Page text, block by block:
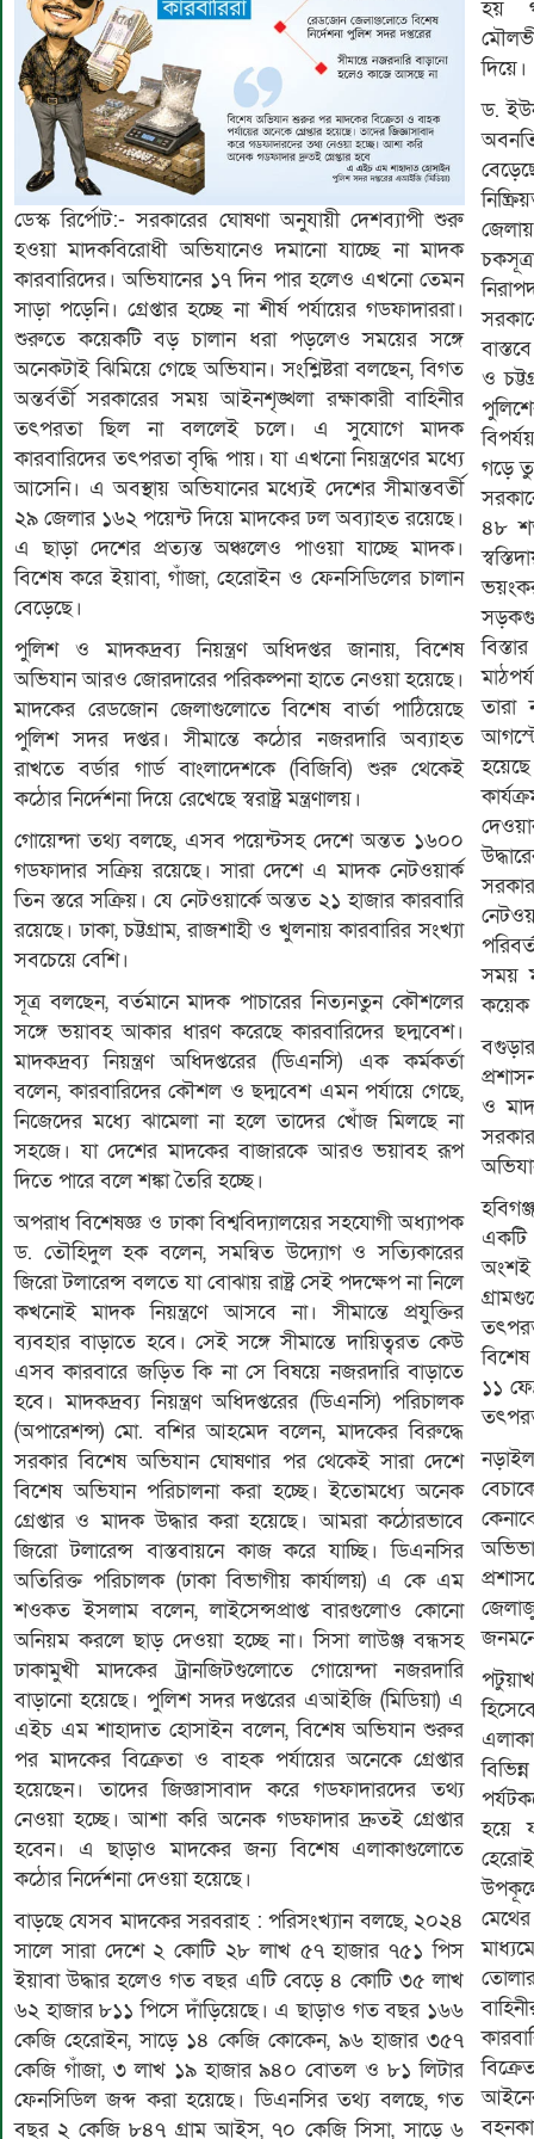
ডেস্ক রির্পোট:- সরকারের ঘোষণা অনুযায়ী দেশব্যাপী শুরু
হওয়া মাদকবিরোধী অভিযানেও দমানো যাচ্ছে না মাদক
কারবারিদের। অভিযানের ১৭ দিন পার হলেও এখনো তেমন
সাড়া পড়েনি। গ্রেপ্তার হচ্ছে না শীর্ষ পর্যায়ের গডফাদাররা।
শুরুতে কয়েকটি বড় চালান ধরা পড়লেও সময়ের সঙ্গে
অনেকটাই ঝিমিয়ে গেছে অভিযান। সংশ্লিষ্টরা বলছেন, বিগত
অন্তর্বর্তী সরকারের সময় আইনশৃঙ্খলা রক্ষাকারী বাহিনীর
তৎপরতা ছিল না বললেই চলে। এ সুযোগে মাদক
কারবারিদের তৎপরতা বৃদ্ধি পায়। যা এখনো নিয়ন্ত্রণের মধ্যে
আসেনি। এ অবস্থায় অভিযানের মধ্যেই দেশের সীমান্তবর্তী
২৯ জেলার ১৬২ পয়েন্ট দিয়ে মাদকের ঢল অব্যাহত রয়েছে।
এ ছাড়া দেশের প্রত্যন্ত অঞ্চলেও পাওয়া যাচ্ছে মাদক।
বিশেষ করে ইয়াবা, গাঁজা, হেরোইন ও ফেনসিডিলের চালান
বেড়েছে।
পুলিশ ও মাদকদ্রব্য নিয়ন্ত্রণ অধিদপ্তর জানায়, বিশেষ
অভিযান আরও জোরদারের পরিকল্পনা হাতে নেওয়া হয়েছে।
মাদকের রেডজোন জেলাগুলোতে বিশেষ বার্তা পাঠিয়েছে
পুলিশ সদর দপ্তর। সীমান্তে কঠোর নজরদারি অব্যাহত
রাখতে বর্ডার গার্ড বাংলাদেশকে (বিজিবি) শুরু থেকেই
কঠোর নির্দেশনা দিয়ে রেখেছে স্বরাষ্ট্র মন্ত্রণালয়।
গোয়েন্দা তথ্য বলছে, এসব পয়েন্টসহ দেশে অন্তত ১৬০০
গডফাদার সক্রিয় রয়েছে। সারা দেশে এ মাদক নেটওয়ার্ক
তিন স্তরে সক্রিয়। যে নেটওয়ার্কে অন্তত ২১ হাজার কারবারি
রয়েছে। ঢাকা, চট্টগ্রাম, রাজশাহী ও খুলনায় কারবারির সংখ্যা
সবচেয়ে বেশি।
সূত্র বলছেন, বর্তমানে মাদক পাচারের নিত্যনতুন কৌশলের
সঙ্গে ভয়াবহ আকার ধারণ করেছে কারবারিদের ছদ্মবেশ।
মাদকদ্রব্য নিয়ন্ত্রণ অধিদপ্তরের (ডিএনসি) এক কর্মকর্তা
বলেন, কারবারিদের কৌশল ও ছদ্মবেশ এমন পর্যায়ে গেছে,
নিজেদের মধ্যে ঝামেলা না হলে তাদের খোঁজ মিলছে না
সহজে। যা দেশের মাদকের বাজারকে আরও ভয়াবহ রূপ
দিতে পারে বলে শঙ্কা তৈরি হচ্ছে।
অপরাধ বিশেষজ্ঞ ও ঢাকা বিশ্ববিদ্যালয়ের সহযোগী অধ্যাপক
ড. তৌহিদুল হক বলেন, সমন্বিত উদ্যোগ ও সত্যিকারের
জিরো টলারেন্স বলতে যা বোঝায় রাষ্ট্র সেই পদক্ষেপ না নিলে
কখনোই মাদক নিয়ন্ত্রণে আসবে না। সীমান্তে প্রযুক্তির
ব্যবহার বাড়াতে হবে। সেই সঙ্গে সীমান্তে দায়িত্বরত কেউ
এসব কারবারে জড়িত কি না সে বিষয়ে নজরদারি বাড়াতে
হবে। মাদকদ্রব্য নিয়ন্ত্রণ অধিদপ্তরের (ডিএনসি) পরিচালক
(অপারেশন্স) মো. বশির আহমেদ বলেন, মাদকের বিরুদ্ধে
সরকার বিশেষ অভিযান ঘোষণার পর থেকেই সারা দেশে
বিশেষ অভিযান পরিচালনা করা হচ্ছে। ইতোমধ্যে অনেক
গ্রেপ্তার ও মাদক উদ্ধার করা হয়েছে। আমরা কঠোরভাবে
জিরো টলারেন্স বাস্তবায়নে কাজ করে যাচ্ছি। ডিএনসির
অতিরিক্ত পরিচালক (ঢাকা বিভাগীয় কার্যালয়) এ কে এম
শওকত ইসলাম বলেন, লাইসেন্সপ্রাপ্ত বারগুলোও কোনো
অনিয়ম করলে ছাড় দেওয়া হচ্ছে না। সিসা লাউঞ্জ বন্ধসহ
ঢাকামুখী মাদকের ট্রানজিটগুলোতে গোয়েন্দা নজরদারি
বাড়ানো হয়েছে। পুলিশ সদর দপ্তরের এআইজি (মিডিয়া) এ
এইচ এম শাহাদাত হোসাইন বলেন, বিশেষ অভিযান শুরুর
পর মাদকের বিক্রেতা ও বাহক পর্যায়ের অনেকে গ্রেপ্তার
হয়েছেন। তাদের জিজ্ঞাসাবাদ করে গডফাদারদের তথ্য
নেওয়া হচ্ছে। আশা করি অনেক গডফাদার দ্রুতই গ্রেপ্তার
হবেন। এ ছাড়াও মাদকের জন্য বিশেষ এলাকাগুলোতে
কঠোর নির্দেশনা দেওয়া হয়েছে।
বাড়ছে যেসব মাদকের সরবরাহ : পরিসংখ্যান বলছে, ২০২৪
সালে সারা দেশে ২ কোটি ২৮ লাখ ৫৭ হাজার ৭৫১ পিস
ইয়াবা উদ্ধার হলেও গত বছর এটি বেড়ে ৪ কোটি ৩৫ লাখ
৬২ হাজার ৮১১ পিসে দাঁড়িয়েছে। এ ছাড়াও গত বছর ১৬৬
কেজি হেরোইন, সাড়ে ১৪ কেজি কোকেন, ৯৬ হাজার ৩৫৭
কেজি গাঁজা, ৩ লাখ ১৯ হাজার ৯৪০ বোতল ও ৮১ লিটার
ফেনসিডিল জব্দ করা হয়েছে। ডিএনসির তথ্য বলছে, গত
বছর ২ কেজি ৮৪৭ গ্রাম আইস, ৭০ কেজি সিসা, সাড়ে ৬
হয়
দিয়ে।
ড.
ও
গড়ে
৪৮
তারা
সময়
কয়েক
ও
একটি
অংশই
১১
হয়ে